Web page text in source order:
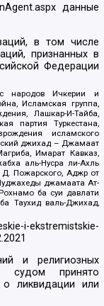
данные
в том числе
признанных в
Федерации
народов Ичкерии и
Исламская группа,
Лашкар-И-Тайба,
партия Туркестана,
исламского
джихад – Джамаат
Имарат Кавказ,
аль-Нусра ли-Ахль
Пожарского, Аджр от
джамаата Ат-
ба суи давлати
Таухид валь-Джихад,
i-ekstremistskie-
и религиозных
судом принято
ликвидации или